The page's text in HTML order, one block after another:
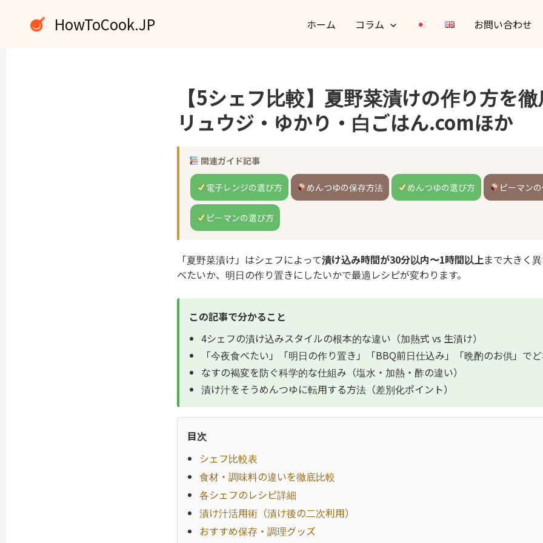
HowToCook.JP ホーム コラム お問い合わせ
【5シェフ比較】夏野菜漬けの作り方を徹
リュウジ・ゆかり・白ごはん.comほか
関連ガイド記事
電子レンジの選び方 めんつゆの保存方法 めんつゆの選び方 ピーマン
ピーマンの選び方
「夏野菜漬け」はシェフによって漬け込み時間が30分以内〜1時間以上まで大きく
べたいか、明日の作り置きにしたいかで最適レシピが変わります。
この記事で分かること
4シェフの漬け込みスタイルの根本的な違い（加熱式 vs 生漬け）
「今夜食べたい」「明日の作り置き」「BBQ前日仕込み」「晩酌のお供」で
なすの褐変を防ぐ科学的な仕組み（塩水・加熱・酢の違い）
漬け汁をそうめんつゆに転用する方法（差別化ポイント）
目次
シェフ比較表
食材・調味料の違いを徹底比較
各シェフのレシピ詳細
漬け汁活用術（漬け後の二次利用）
おすすめ保存・調理グッズ